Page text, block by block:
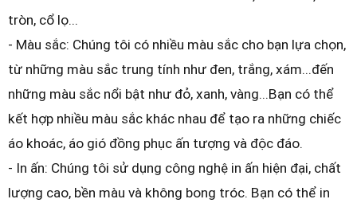
tròn, cổ lọ...
- Màu sắc: Chúng tôi có nhiều màu sắc cho bạn lựa chọn,
từ những màu sắc trung tính như đen, trắng, xám...đến
những màu sắc nổi bật như đỏ, xanh, vàng...Bạn có thể
kết hợp nhiều màu sắc khác nhau để tạo ra những chiếc
áo khoác, áo gió đồng phục ấn tượng và độc đáo.
- In ấn: Chúng tôi sử dụng công nghệ in ấn hiện đại, chất
lượng cao, bền màu và không bong tróc. Bạn có thể in